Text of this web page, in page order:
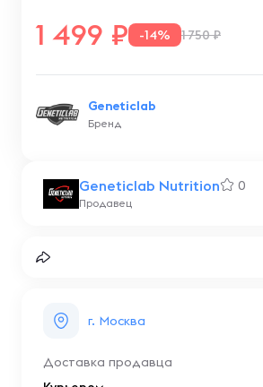
Geneticlab Nutrition 0
Продавец
1 499 -14% 1 750 ₽
Geneticlab
Бренд
г. Москва
Доставка продавца